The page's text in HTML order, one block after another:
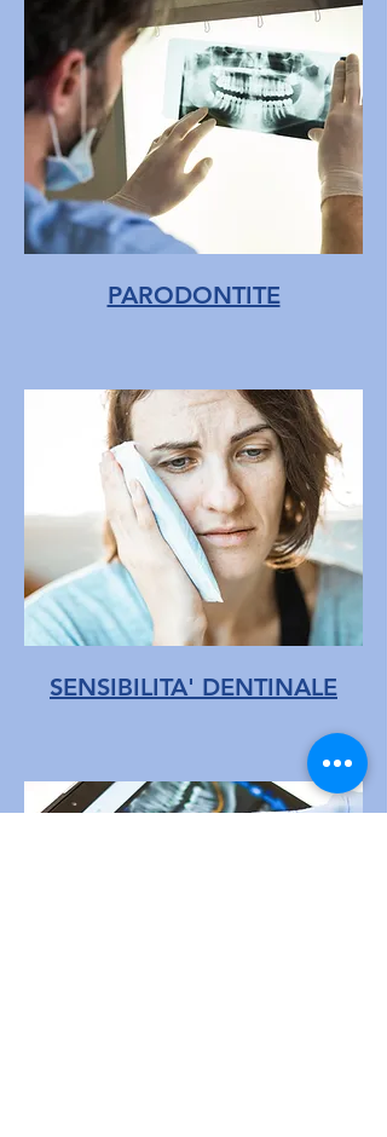
PARODONTITE
SENSIBILITA' DENTINALE